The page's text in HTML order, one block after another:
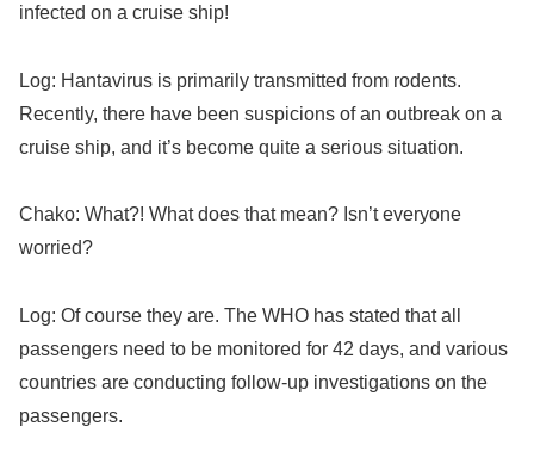
infected on a cruise ship!
Log: Hantavirus is primarily transmitted from rodents.
Recently, there have been suspicions of an outbreak on a
cruise ship, and it’s become quite a serious situation.
Chako: What?! What does that mean? Isn’t everyone
worried?
Log: Of course they are. The WHO has stated that all
passengers need to be monitored for 42 days, and various
countries are conducting follow-up investigations on the
passengers.